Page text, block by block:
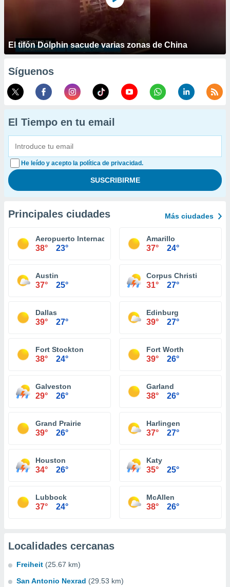
El tifón Dolphin sacude varias zonas de China
Síguenos
El Tiempo en tu email
He leído y acepto la política de privacidad.
Principales ciudades Más ciudades
Aeropuerto Internacional El Paso
38° 23°
Amarillo
37° 24°
Austin
37° 25°
Corpus Christi
31° 27°
Dallas
39° 27°
Edinburg
39° 27°
Fort Stockton
38° 24°
Fort Worth
39° 26°
Galveston
29° 26°
Garland
38° 26°
Grand Prairie
39° 26°
Harlingen
37° 27°
Houston
34° 26°
Katy
35° 25°
Lubbock
37° 24°
McAllen
38° 26°
Localidades cercanas
Freiheit (25.67 km)
San Antonio Nexrad (29.53 km)